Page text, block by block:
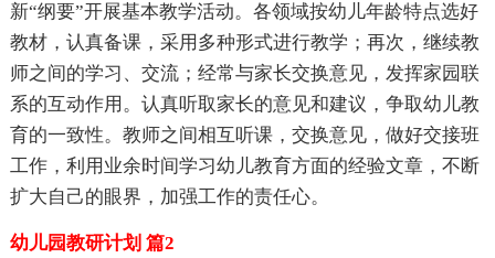
新“纲要”开展基本教学活动。各领域按幼儿年龄特点选好
教材，认真备课，采用多种形式进行教学；再次，继续教
师之间的学习、交流；经常与家长交换意见，发挥家园联
系的互动作用。认真听取家长的意见和建议，争取幼儿教
育的一致性。教师之间相互听课，交换意见，做好交接班
工作，利用业余时间学习幼儿教育方面的经验文章，不断
扩大自己的眼界，加强工作的责任心。
幼儿园教研计划 篇2